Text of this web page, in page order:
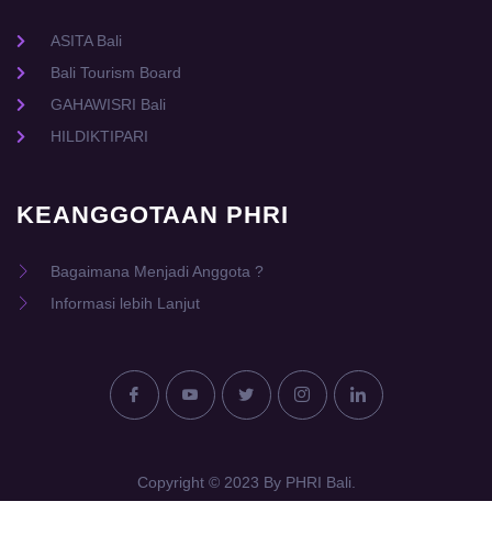
ASITA Bali
Bali Tourism Board
GAHAWISRI Bali
HILDIKTIPARI
KEANGGOTAAN PHRI
Bagaimana Menjadi Anggota ?
Informasi lebih Lanjut
Copyright © 2023 By PHRI Bali.